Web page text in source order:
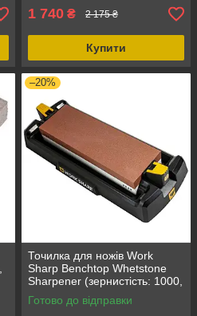
1 740 ₴ 2 175 ₴
Купити
–20%
Точилка для ножів Work
Sharp Benchtop Whetstone
Sharpener (зернистість: 1000,
6000) для кухонних та
туристичних ножів
Готово до відправки